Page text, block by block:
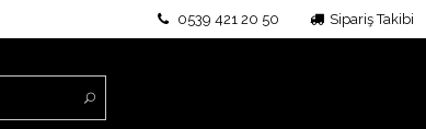
0539 421 20 50 Sipariş Takibi